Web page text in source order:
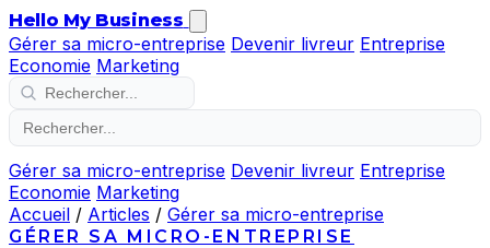
Hello My Business
Gérer sa micro-entreprise Devenir livreur Entreprise
Economie Marketing
Gérer sa micro-entreprise Devenir livreur Entreprise
Economie Marketing
Accueil / Articles / Gérer sa micro-entreprise
GÉRER SA MICRO-ENTREPRISE